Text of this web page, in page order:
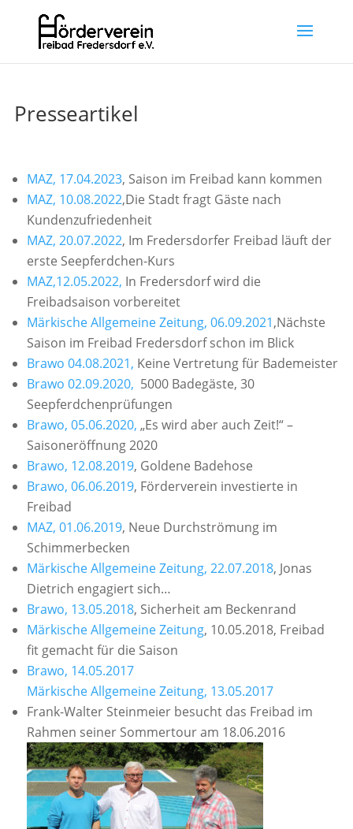
Presseartikel
MAZ, 17.04.2023, Saison im Freibad kann kommen
MAZ, 10.08.2022,Die Stadt fragt Gäste nach
Kundenzufriedenheit
MAZ, 20.07.2022, Im Fredersdorfer Freibad läuft der
erste Seepferdchen-Kurs
MAZ,12.05.2022, In Fredersdorf wird die
Freibadsaison vorbereitet
Märkische Allgemeine Zeitung, 06.09.2021,Nächste
Saison im Freibad Fredersdorf schon im Blick
Brawo 04.08.2021, Keine Vertretung für Bademeister
Brawo 02.09.2020, 5000 Badegäste, 30
Seepferdchenprüfungen
Brawo, 05.06.2020, „Es wird aber auch Zeit!“ –
Saisoneröffnung 2020
Brawo, 12.08.2019, Goldene Badehose
Brawo, 06.06.2019, Förderverein investierte in
Freibad
MAZ, 01.06.2019, Neue Durchströmung im
Schimmerbecken
Märkische Allgemeine Zeitung, 22.07.2018, Jonas
Dietrich engagiert sich…
Brawo, 13.05.2018, Sicherheit am Beckenrand
Märkische Allgemeine Zeitung, 10.05.2018, Freibad
fit gemacht für die Saison
Brawo, 14.05.2017
Märkische Allgemeine Zeitung, 13.05.2017
Frank-Walter Steinmeier besucht das Freibad im
Rahmen seiner Sommertour am 18.06.2016